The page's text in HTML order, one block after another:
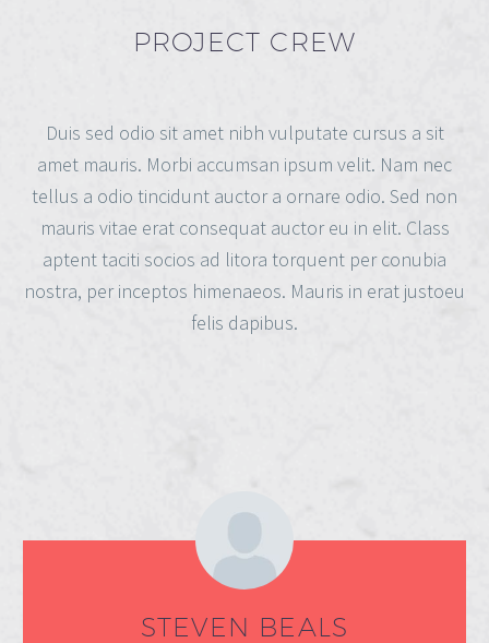
PROJECT CREW
Duis sed odio sit amet nibh vulputate cursus a sit
amet mauris. Morbi accumsan ipsum velit. Nam nec
tellus a odio tincidunt auctor a ornare odio. Sed non
mauris vitae erat consequat auctor eu in elit. Class
aptent taciti socios ad litora torquent per conubia
nostra, per inceptos himenaeos. Mauris in erat justoeu
felis dapibus.
STEVEN BEALS